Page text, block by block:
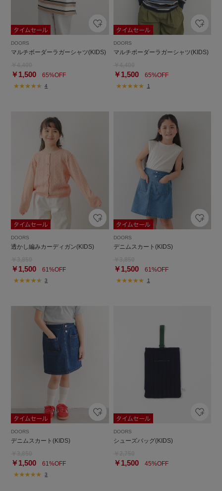
DOORS
マルチボーダーラガーシャツ(KIDS)
￥1,500 65%OFF
4
DOORS
マルチボーダーラガーシャツ(KIDS)
￥1,50065%OFF
1
DOORS
透かし編みカーディガン(KIDS)
￥1,500 61%OFF
3
DOORS
デニムスカート(KIDS)
￥1,50061%OFF
1
DOORS
デニムスカート(KIDS)
￥1,500 61%OFF
3
DOORS
シューズバッグ(KIDS)
￥1,50045%OFF